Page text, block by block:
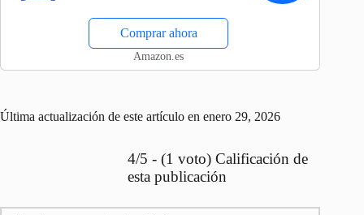
Comprar ahora
Amazon.es
Última actualización de este artículo en enero 29, 2026
4/5 - (1 voto) Calificación de
esta publicación